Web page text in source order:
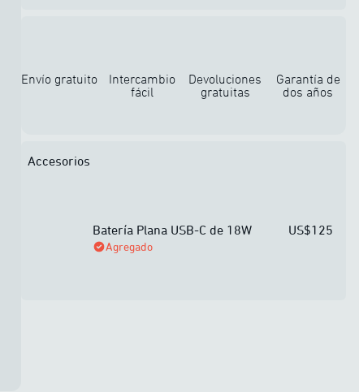
Envío gratuito
Intercambio
fácil
Devoluciones
gratuitas
Garantía de
dos años
Accesorios
Batería Plana USB-C de 18W
Agregado
US$125